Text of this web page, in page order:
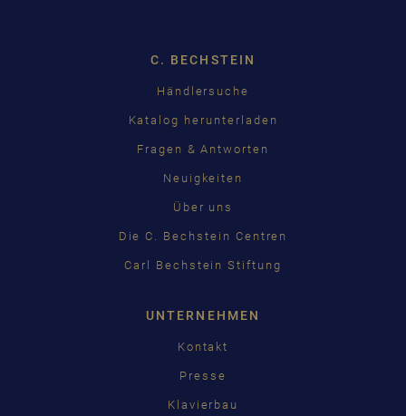
Pусский
C. BECHSTEIN
Händlersuche
Katalog herunterladen
Fragen & Antworten
Neuigkeiten
Über uns
Die C. Bechstein Centren
Carl Bechstein Stiftung
UNTERNEHMEN
Kontakt
Presse
Klavierbau